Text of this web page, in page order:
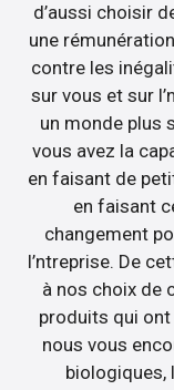
d’aussi choisir
une
contre les
sur vous et sur
un monde plus
vous avez la
en faisant de
en faisant
changement
l’ntreprise. De
à nos choix de
produits qui
nous vous
biologiques,